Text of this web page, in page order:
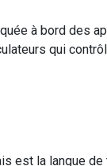
à bord des
qui
est la langue de